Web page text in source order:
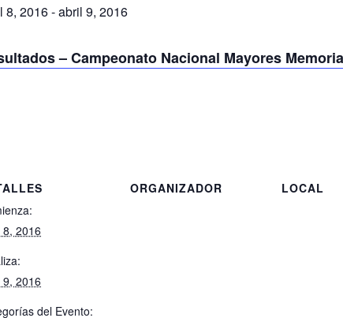
8, 2016-abril 9, 2016
– Campeonato Nacional Mayores
2016
2016
del Evento:
ORGANIZADOR LOCAL